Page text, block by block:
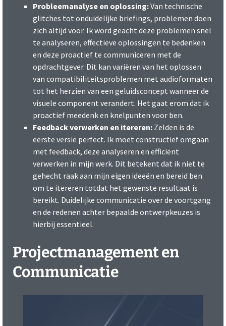
Probleemanalyse en oplossing:Van technische
glitches tot onduidelijke briefings, problemen doen
zich altijd voor. Ik word geacht deze problemen snel
te analyseren, effectieve oplossingen te bedenken
en deze proactief te communiceren met de
opdrachtgever. Dit kan variëren van het oplossen
van compatibiliteitsproblemen met audioformaten
tot het herzien van een geluidsconcept wanneer de
visuele component verandert. Het gaat erom dat ik
proactief meedenk en knelpunten voor ben.
Feedback verwerken en itereren: Zelden is de
eerste versie perfect. Ik moet constructief omgaan
met feedback, deze analyseren en efficiënt
verwerken in mijn werk. Dit betekent dat ik niet te
gehecht raak aan mijn eigen ideeën en bereid ben
om te itereren totdat het gewenste resultaat is
bereikt. Duidelijke communicatie over de voortgang
en de redenen achter bepaalde ontwerpkeuzes is
hierbij essentieel.
Projectmanagement en
Communicatie